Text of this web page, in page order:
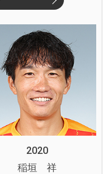
2020
稲垣 祥